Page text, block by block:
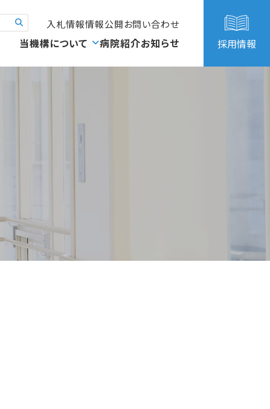
入札情報情報公開お問い合わせ
当機構について 病院紹介お知らせ 採用情報